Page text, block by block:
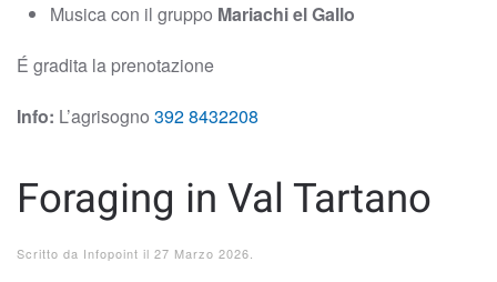
Musica con il gruppo Mariachi el Gallo
É gradita la prenotazione
Info: L’agrisogno 392 8432208
Foraging in Val Tartano
Scritto da Infopoint il 27 Marzo 2026.